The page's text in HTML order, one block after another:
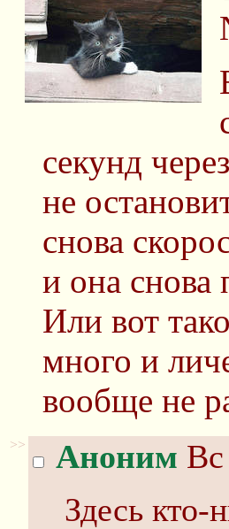
секунд
не
снова
и она снова
Или вот
много и
вообще не
>> Аноним Вс
Здесь кто-